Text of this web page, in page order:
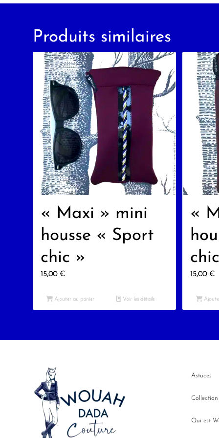
Produits similaires
« Maxi » mini
housse « Sport
chic »
15,00 €
Ajouter au panier Voir les détails
«
15,00 €
Astuces
Qui est